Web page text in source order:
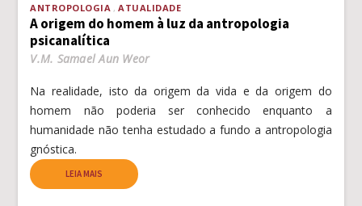
ANTROPOLOGIA ATUALIDADE
A origem do homem à luz da antropologia
psicanalítica
V.M. Samael Aun Weor
Na realidade, isto da origem da vida e da origem do
homem não poderia ser conhecido enquanto a
humanidade não tenha estudado a fundo a antropologia
gnóstica.
LEIA MAIS